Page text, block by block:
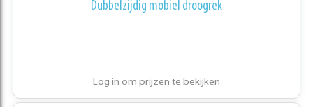
Dubbelzijdig mobiel droogrek
Log in om prijzen te bekijken